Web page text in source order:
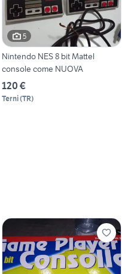
5
Nintendo NES 8 bit Mattel
console come NUOVA
120 €
Terni(TR)